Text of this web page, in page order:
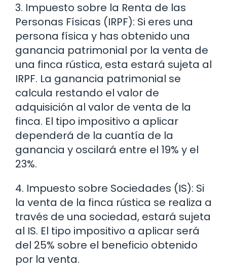
3. Impuesto sobre la Renta de las
Personas Físicas (IRPF): Si eres una
persona física y has obtenido una
ganancia patrimonial por la venta de
una finca rústica, esta estará sujeta al
IRPF. La ganancia patrimonial se
calcula restando el valor de
adquisición al valor de venta de la
finca. El tipo impositivo a aplicar
dependerá de la cuantía de la
ganancia y oscilará entre el 19% y el
23%.
4. Impuesto sobre Sociedades (IS): Si
la venta de la finca rústica se realiza a
través de una sociedad, estará sujeta
al IS. El tipo impositivo a aplicar será
del 25% sobre el beneficio obtenido
por la venta.